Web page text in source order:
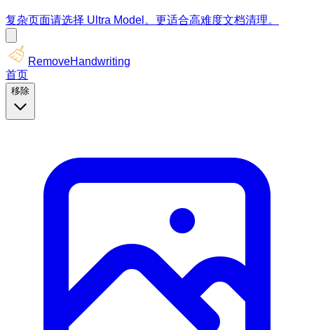
复杂页面请选择 Ultra Model。更适合高难度文档清理。
RemoveHandwriting
首页
移除